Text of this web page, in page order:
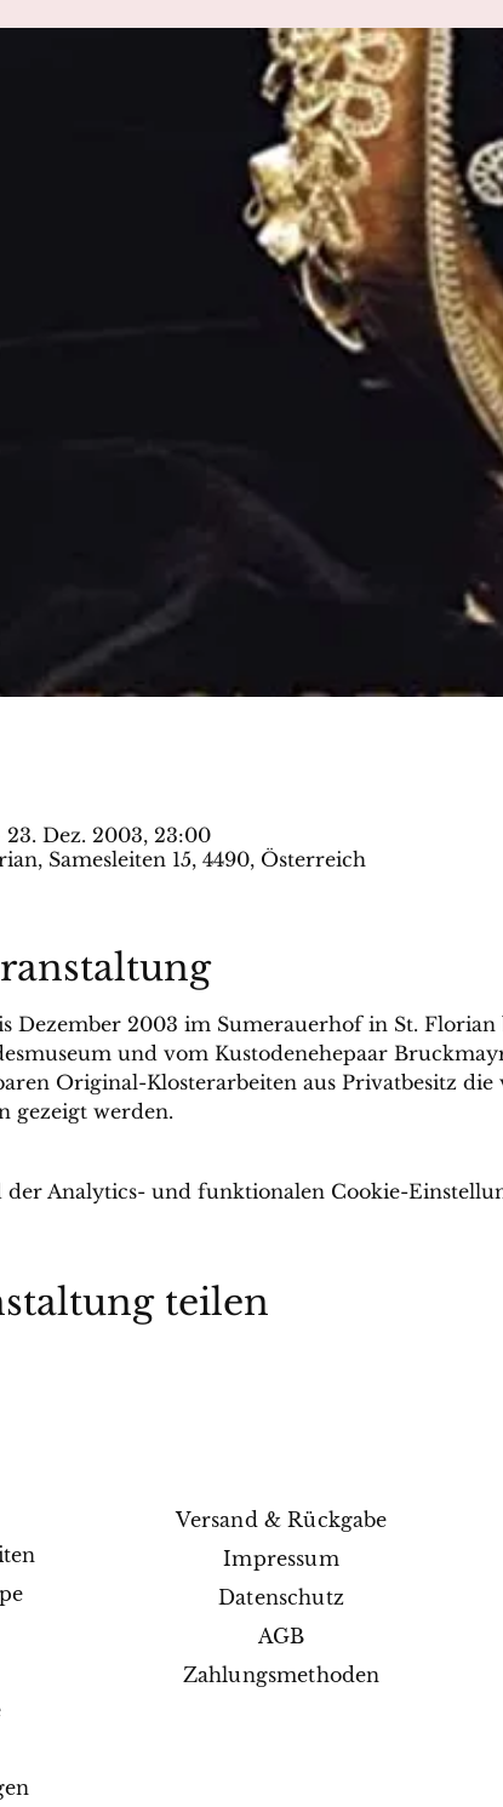
Dez. 2003, 23:00
Samesleiten 15, 4490, Österreich
Dezember 2003 im Sumerauerhof in St. Florian
und vom Kustodenehepaar
Original-Klosterarbeiten aus Privatbesitz
gezeigt werden.
Analytics- und funktionalen Cookie-
teilen
Versand & Rückgabe
Impressum
Datenschutz
AGB
Zahlungsmethoden